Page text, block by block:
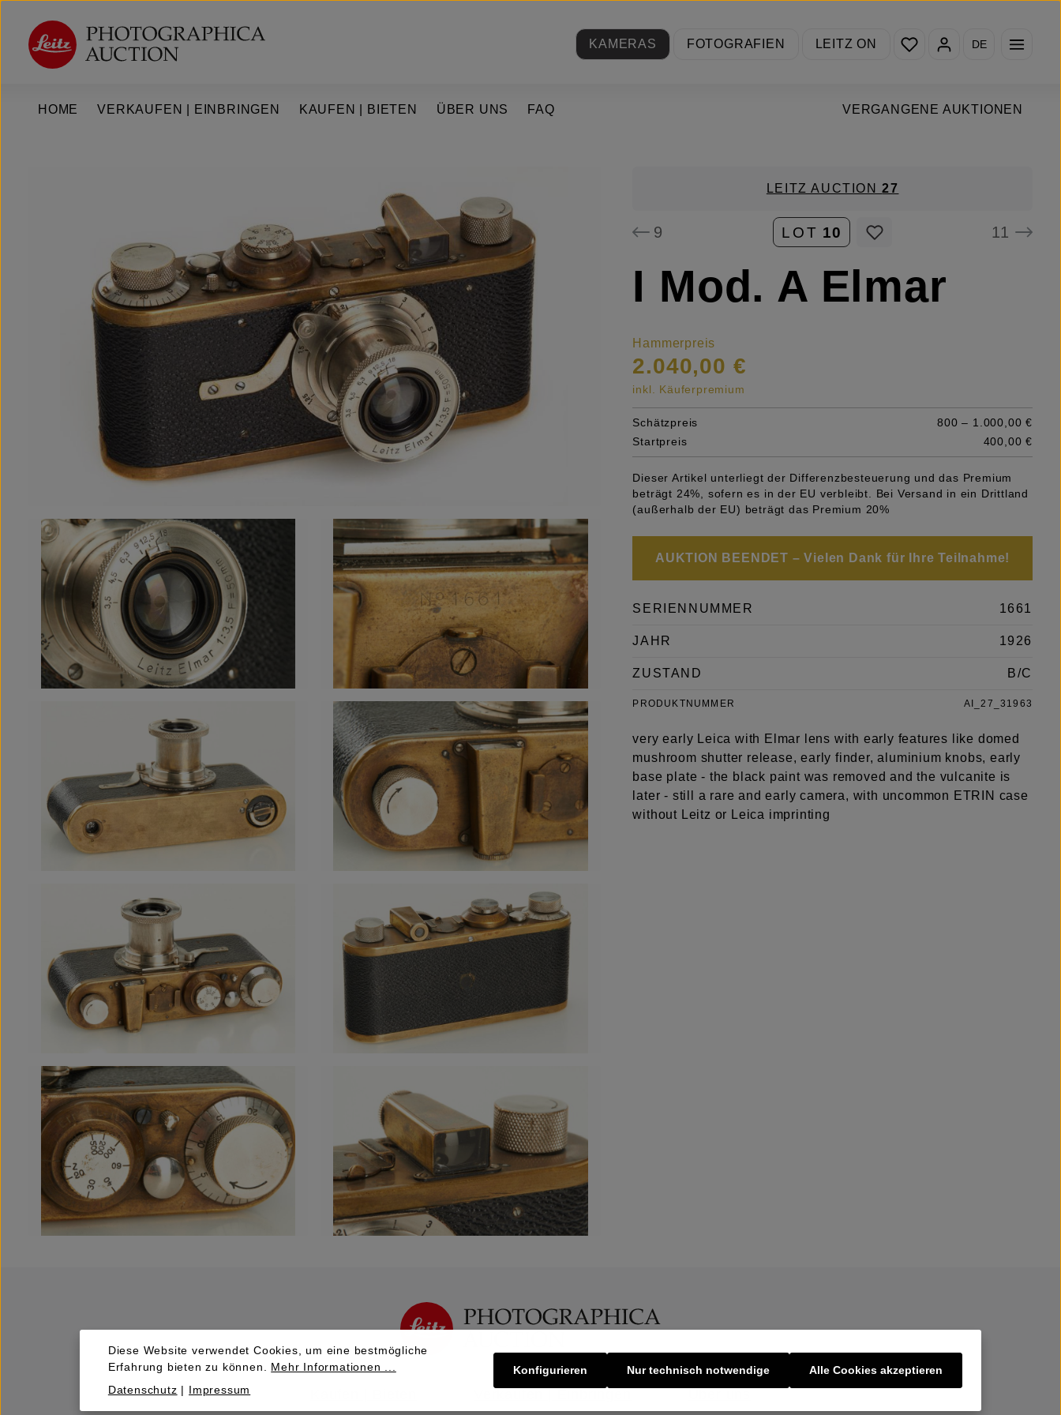
Hauptinhalt springen
Zur Hauptnavigation springen
KAMERAS
FOTOGRAFIEN LEITZ ON
Du hast 0 Produkte auf
DE
HOME VERGANGENE AUKTIONEN
VERKAUFEN | EINBRINGEN KAUFEN | BIETEN ÜBER UNS FAQ
LEITZ AUCTION27
9 LOT 10 11
I Mod. A Elmar
Hammerpreis
2.040,00 €
inkl. Käuferpremium
Schätzpreis
800 – 1.000,00 €
Startpreis
400,00 €
Dieser Artikel unterliegt der Differenzbesteuerung und das Premium
beträgt 24%, sofern es in der EU verbleibt. Bei Versand in ein Drittland
(außerhalb der EU) beträgt das Premium 20%
AUKTION BEENDET – Vielen Dank für Ihre Teilnahme!
SERIENNUMMER 1661
JAHR 1926
ZUSTAND B/C
PRODUKTNUMMER AI_27_31963
very early Leica with Elmar lens with early features like domed
mushroom shutter release, early finder, aluminium knobs, early
base plate - the black paint was removed and the vulcanite is
later - still a rare and early camera, with uncommon ETRIN case
without Leitz or Leica imprinting
Diese Website verwendet Cookies, um eine bestmögliche
Erfahrung bieten zu können. Mehr Informationen ...
Datenschutz | Impressum
Nur technisch notwendige
Konfigurieren Alle Cookies akzeptieren